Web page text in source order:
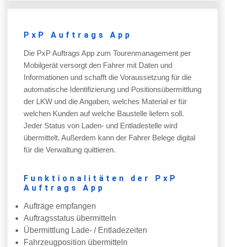
PxP Auftrags App
Die PxP Auftrags App zum Tourenmanagement per
Mobilgerät versorgt den Fahrer mit Daten und
Informationen und schafft die Voraussetzung für die
automatische Identifizierung und Positionsübermittlung
der LKW und die Angaben, welches Material er für
welchen Kunden auf welche Baustelle liefern soll.
Jeder Status von Laden- und Entladestelle wird
übermittelt. Außerdem kann der Fahrer Belege digital
für die Verwaltung quittieren.
Funktionalitäten der PxP
Auftrags App
Aufträge empfangen
Auftragsstatus übermitteln
Übermittlung Lade- / Entladezeiten
Fahrzeugposition übermitteln